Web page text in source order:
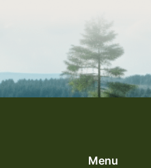
Menu